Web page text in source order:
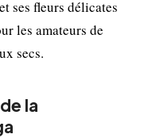
ses fleurs délicates
les amateurs de
secs.
la